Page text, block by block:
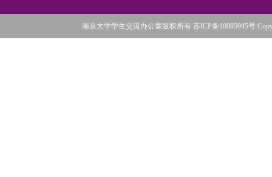
南京大学学生交流办公室版权所有 苏ICP备10085945号